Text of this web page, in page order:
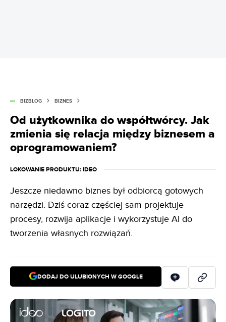
BIZBLOG BIZNES
Od użytkownika do współtwórcy. Jak
zmienia się relacja między biznesem a
oprogramowaniem?
LOKOWANIE PRODUKTU: IDEO
Jeszcze niedawno biznes był odbiorcą gotowych
narzędzi. Dziś coraz częściej sam projektuje
procesy, rozwija aplikacje i wykorzystuje AI do
tworzenia własnych rozwiązań.
DODAJ DO ULUBIONYCH W GOOGLE